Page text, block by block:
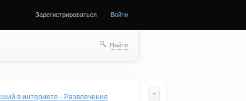
Зарегистрироваться Войти
Найти
в интернете - Развлечение